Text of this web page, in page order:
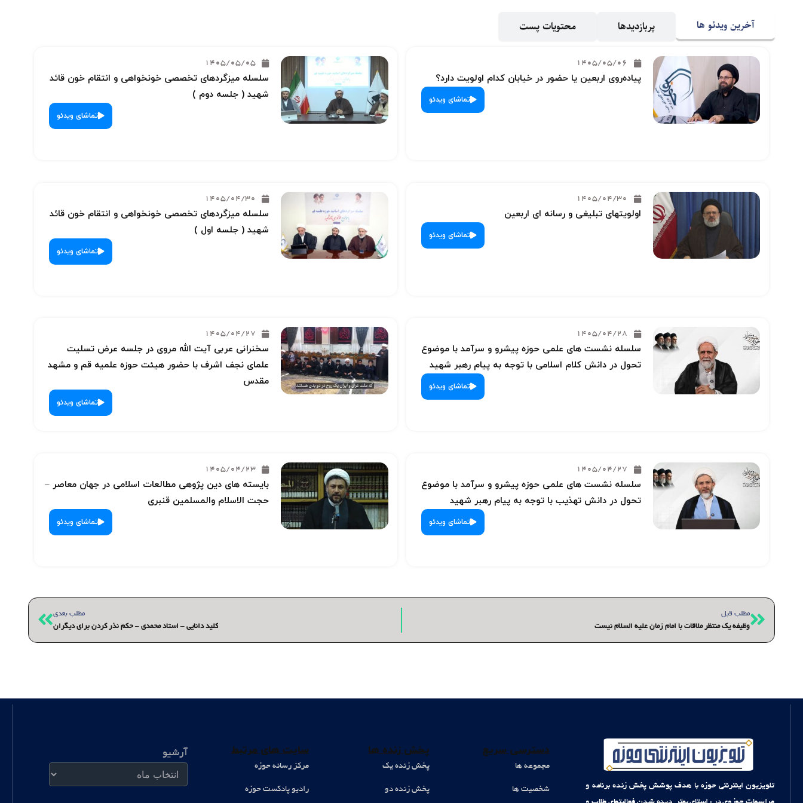
آخرین ویدئو ها پربازدیدها محتویات پست
1405/05/06
پیاده‌روی اربعین یا حضور در خیابان کدام اولویت دارد؟
تماشای ویدئو
1405/05/05
سلسله میزگردهای تخصصی خونخواهی و انتقام خون قائد
شهید ( جلسه دوم )
تماشای ویدئو
1405/04/30
اولویتهای تبلیغی و رسانه ای اربعین
تماشای ویدئو
1405/04/30
سلسله میزگردهای تخصصی خونخواهی و انتقام خون قائد
شهید ( جلسه اول )
تماشای ویدئو
1405/04/28
سلسله نشست های علمی حوزه پیشرو و سرآمد با موضوع
تحول در دانش کلام اسلامی با توجه به پیام رهبر شهید
تماشای ویدئو
1405/04/27
سخنرانی عربی آیت الله مروی در جلسه عرض تسلیت
علمای نجف اشرف با حضور هیئت حوزه علمیه قم و مشهد
مقدس
تماشای ویدئو
1405/04/27
سلسله نشست های علمی حوزه پیشرو و سرآمد با موضوع
تحول در دانش تهذیب با توجه به پیام رهبر شهید
تماشای ویدئو
1405/04/23
بایسته های دین پژوهی مطالعات اسلامی در جهان معاصر –
حجت الاسلام والمسلمین قنبری
تماشای ویدئو
قبلیمطلب قبل
وظیفه یک منتظر ملاقات با امام زمان علیه السلام نیست
مطلب بعدی
کلید دانایی – استاد محمدی – حکم نذر کردن برای دیگران
بعدی
تلویزیون اینترنتی حوزه با هدف پوشش پخش زنده برنامه و
دسترسی سریع
مجموعه ها
شخصیت ها
پخش زنده ها
پخش زنده یک
پخش زنده دو
سایت های مرتبط
مرکز رسانه حوزه
رادیو پادکست حوزه
آرشیو
آرشیو